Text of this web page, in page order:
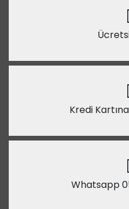
Kredi
Whatsapp